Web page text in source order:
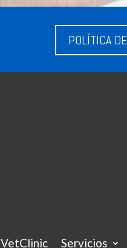
POLÍTICA
VetClinic Servicios